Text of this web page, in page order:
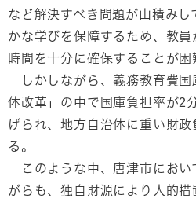
など解決すべき問題が山積み
かな学びを保障するため、教
時間を十分に確保することが困
しかしながら、義務教育費国
体改革」の中で国庫負担率が2
げられ、地方自治体に重い財
る。
このような中、唐津市におい
がらも、独自財源により人的